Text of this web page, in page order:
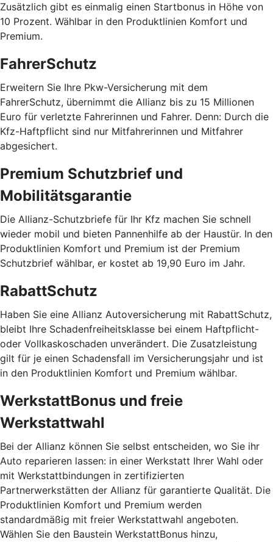
Zusätzlich gibt es einmalig einen Startbonus in Höhe von
10 Prozent. Wählbar in den Produktlinien Komfort und
Premium.
FahrerSchutz
Erweitern Sie Ihre Pkw-Versicherung mit dem
FahrerSchutz, übernimmt die Allianz bis zu 15 Millionen
Euro für verletzte Fahrerinnen und Fahrer. Denn: Durch die
Kfz-Haftpflicht sind nur Mitfahrerinnen und Mitfahrer
abgesichert.
Premium Schutzbrief und
Mobilitätsgarantie
Die Allianz-Schutzbriefe für Ihr Kfz machen Sie schnell
wieder mobil und bieten Pannenhilfe ab der Haustür. In den
Produktlinien Komfort und Premium ist der Premium
Schutzbrief wählbar, er kostet ab 19,90 Euro im Jahr.
RabattSchutz
Haben Sie eine Allianz Autoversicherung mit RabattSchutz,
bleibt Ihre Schadenfreiheitsklasse bei einem Haftpflicht-
oder Vollkaskoschaden unverändert. Die Zusatzleistung
gilt für je einen Schadensfall im Versicherungsjahr und ist
in den Produktlinien Komfort und Premium wählbar.
WerkstattBonus und freie
Werkstattwahl
Bei der Allianz können Sie selbst entscheiden, wo Sie ihr
Auto reparieren lassen: in einer Werkstatt Ihrer Wahl oder
mit Werkstattbindungen in zertifizierten
Partnerwerkstätten der Allianz für garantierte Qualität. Die
Produktlinien Komfort und Premium werden
standardmäßig mit freier Werkstattwahl angeboten.
Wählen Sie den Baustein WerkstattBonus hinzu,